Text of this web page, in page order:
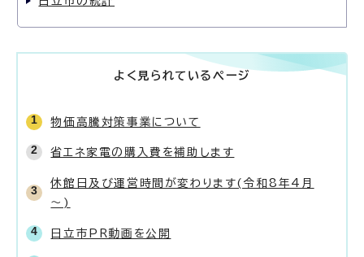
よく見られているページ
物価高騰対策事業について
省エネ家電の購入費を補助します
休館日及び運営時間が変わります(令和8年4月
～)
日立市PR動画を公開